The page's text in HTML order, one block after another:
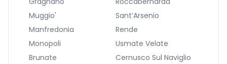
Muggio'
Sant’Arsenio
Manfredonia
Rende
Monopoli
Usmate Velate
Brunate
Cernusco Sul Naviglio